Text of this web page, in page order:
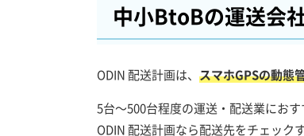
中小BtoBの運送会
ODIN 配送計画は、 スマホGPSの動態
5台～500台程度の運送・配送業にお
ODIN 配送計画なら配送先をチェック